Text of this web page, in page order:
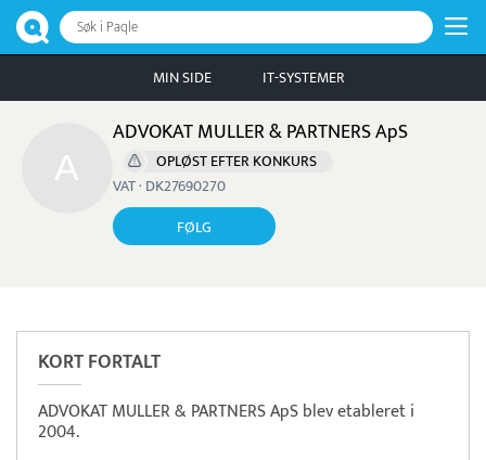
Søk i Paqle
MIN SIDE IT-SYSTEMER
ADVOKAT MULLER & PARTNERS ApS
OPLØST EFTER KONKURS
VAT · DK27690270
FØLG
KORT FORTALT
ADVOKAT MULLER & PARTNERS ApS blev etableret i
2004.